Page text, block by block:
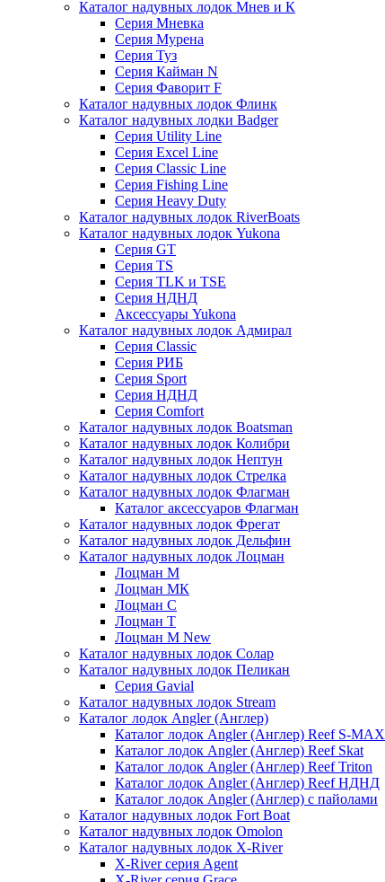
Каталог надувных лодок Мнев и К
Серия Мневка
Серия Мурена
Серия Туз
Серия Кайман N
Серия Фаворит F
Каталог надувных лодок Флинк
Каталог надувных лодки Badger
Серия Utility Line
Серия Excel Line
Серия Classic Line
Серия Fishing Line
Серия Heavy Duty
Каталог надувных лодок RiverBoats
Каталог надувных лодок Yukona
Серия GT
Серия TS
Серия TLK и TSE
Серия НДНД
Аксессуары Yukona
Каталог надувных лодок Адмирал
Серия Classic
Серия РИБ
Серия Sport
Серия НДНД
Серия Comfort
Каталог надувных лодок Boatsman
Каталог надувных лодок Колибри
Каталог надувных лодок Нептун
Каталог надувных лодок Стрелка
Каталог надувных лодок Флагман
Каталог аксессуаров Флагман
Каталог надувных лодок Фрегат
Каталог надувных лодок Дельфин
Каталог надувных лодок Лоцман
Лоцман М
Лоцман МК
Лоцман С
Лоцман Т
Лоцман М New
Каталог надувных лодок Солар
Каталог надувных лодок Пеликан
Серия Gavial
Каталог надувных лодок Stream
Каталог лодок Angler (Англер)
Каталог лодок Angler (Англер) Reef S-MAX
Каталог лодок Angler (Англер) Reef Skat
Каталог лодок Angler (Англер) Reef Triton
Каталог лодок Angler (Англер) Reef НДНД
Каталог лодок Angler (Англер) с пайолами
Каталог надувных лодок Fort Boat
Каталог надувных лодок Omolon
Каталог надувных лодок X-River
X-River серия Agent